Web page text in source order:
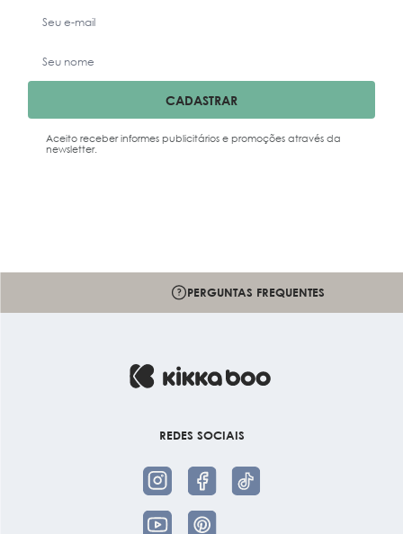
CADASTRAR
Aceito receber informes publicitários e promoções através da
newsletter.
ENCONTRE UM REVENDEDOR
REDES SOCIAIS